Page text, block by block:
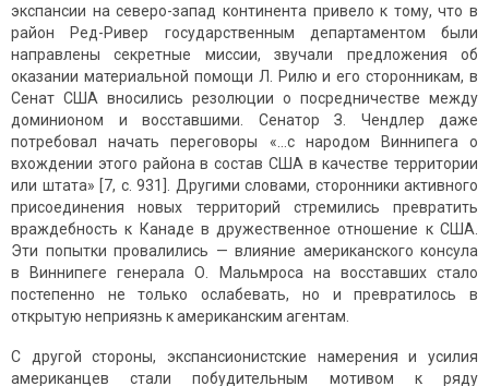
экспансии на северо-запад континента привело к тому, что в
район Ред-Ривер государственным департаментом были
направлены секретные миссии, звучали предложения об
оказании материальной помощи Л. Рилю и его сторонникам, в
Сенат США вносились резолюции о посредничестве между
доминионом и восставшими. Сенатор З. Чендлер даже
потребовал начать переговоры «…с народом Виннипега о
вхождении этого района в состав США в качестве территории
или штата» [7, с. 931]. Другими словами, сторонники активного
присоединения новых территорий стремились превратить
враждебность к Канаде в дружественное отношение к США.
Эти попытки провалились — влияние американского консула
в Виннипеге генерала О. Мальмроса на восставших стало
постепенно не только ослабевать, но и превратилось в
открытую неприязнь к американским агентам.
С другой стороны, экспансионистские намерения и усилия
американцев стали побудительным мотивом к ряду